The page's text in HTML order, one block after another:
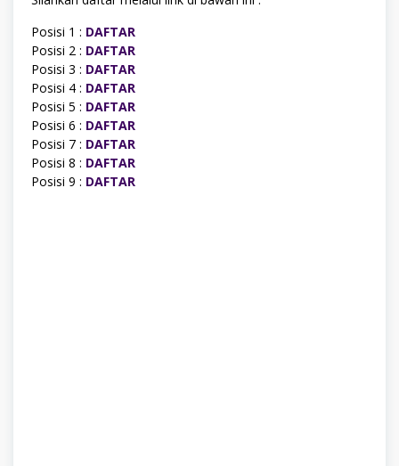
Posisi 1 : DAFTAR
Posisi 2 : DAFTAR
Posisi 3 : DAFTAR
Posisi 4 : DAFTAR
Posisi 5 : DAFTAR
Posisi 6 : DAFTAR
Posisi 7 : DAFTAR
Posisi 8 : DAFTAR
Posisi 9 : DAFTAR